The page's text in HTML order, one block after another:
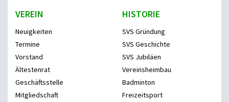
VEREIN
Neuigkeiten
Termine
Vorstand
Ältestenrat
Geschäftsstelle
Mitgliedschaft
HISTORIE
SVS Gründung
SVS Geschichte
SVS Jubiläen
Vereinsheimbau
Badminton
Freizeitsport